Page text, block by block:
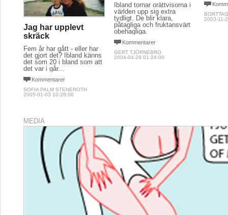
Jag har upplevt
skräck
Fem år har gått - eller har
det gjort det? Ibland känns
det som 20 i bland som att
det var i går...
Kommentarer
SOFIA PALM STENEROTH
2005-01-03 10:28:00
Ibland tornar orättvisorna i
världen upp sig extra
tydligt. De blir klara,
påtagliga och fruktansvärt
obehagliga.
Kommentarer
GERT TJÖRNEBRO
2004-04-28 01:24:00
2003-11-
MEDIA